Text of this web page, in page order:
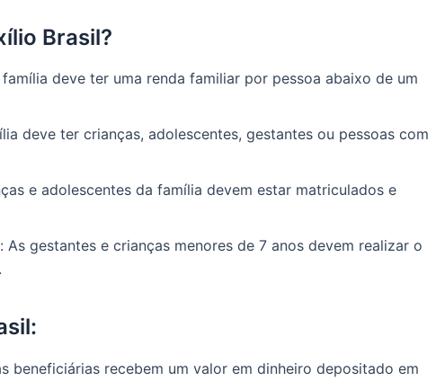
Brasil?
deve ter uma renda familiar por pessoa abaixo de um
deve ter crianças, adolescentes, gestantes ou pessoas com
e adolescentes da família devem estar matriculados e
As gestantes e crianças menores de 7 anos devem realizar o
beneficiárias recebem um valor em dinheiro depositado em